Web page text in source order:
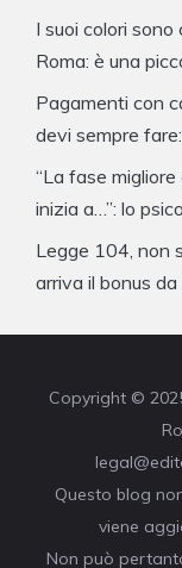
I suoi colori sono
Roma: è una
Pagamenti con
devi sempre
“La fase
inizia a…”: lo
Legge 104, non
arriva il bonus
Copyright ©
Questo blog
viene
Non può